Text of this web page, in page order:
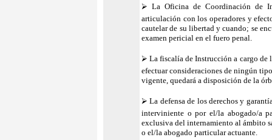
⮚ La Oficina de Coordinación de
articulación con los operadores y
cautelar de su libertad y cuando; se
examen pericial en el fuero penal.
⮚ La fiscalía de Instrucción a cargo de
efectuar consideraciones de ningún
vigente, quedará a disposición de la
⮚ La defensa de los derechos y
interviniente o por el/la abogado/a
exclusiva del internamiento al ámbito
o el/la abogado particular actuante.